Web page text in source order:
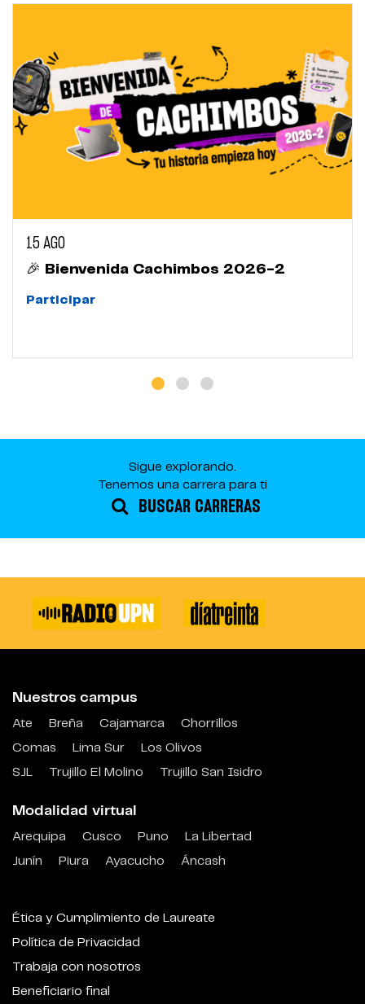
15 AGO
🎉 Bienvenida Cachimbos 2026-2
Participar
Sigue explorando.
Tenemos una carrera para ti
BUSCAR CARRERAS
Nuestros campus
Ate Breña Cajamarca
Chorrillos
Comas
Lima Sur
Los Olivos
SJL
Trujillo El Molino Trujillo San Isidro
Modalidad virtual
Arequipa Cusco Puno
La Libertad
Junín
Piura Ayacucho Áncash
Ética y Cumplimiento de Laureate
Política de Privacidad
Trabaja con nosotros
Beneficiario final